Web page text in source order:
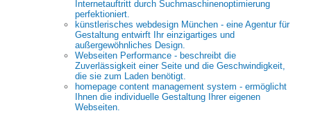
Internetauftritt durch Suchmaschinenoptimierung
perfektioniert.
künstlerisches webdesign München - eine Agentur für
Gestaltung entwirft Ihr einzigartiges und
außergewöhnliches Design.
Webseiten Performance - beschreibt die
Zuverlässigkeit einer Seite und die Geschwindigkeit,
die sie zum Laden benötigt.
homepage content management system - ermöglicht
Ihnen die individuelle Gestaltung Ihrer eigenen
Webseiten.